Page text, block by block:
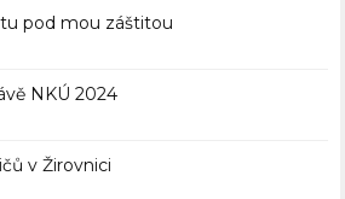
pod mou záštitou
NKÚ 2024
v Žirovnici